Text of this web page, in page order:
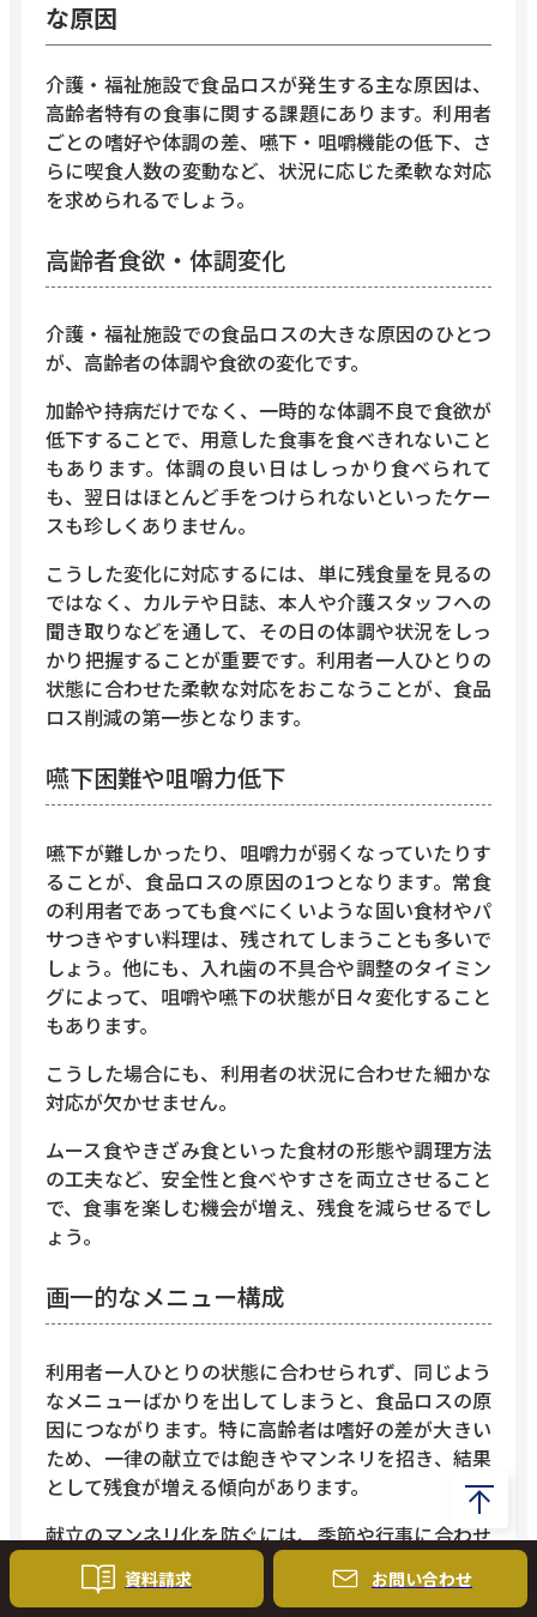
な原因
介護・福祉施設で食品ロスが発生する主な原因は、
高齢者特有の食事に関する課題にあります。利用者
ごとの嗜好や体調の差、嚥下・咀嚼機能の低下、さ
らに喫食人数の変動など、状況に応じた柔軟な対応
を求められるでしょう。
高齢者食欲・体調変化
介護・福祉施設での食品ロスの大きな原因のひとつ
が、高齢者の体調や食欲の変化です。
加齢や持病だけでなく、一時的な体調不良で食欲が
低下することで、用意した食事を食べきれないこと
もあります。体調の良い日はしっかり食べられて
も、翌日はほとんど手をつけられないといったケー
スも珍しくありません。
こうした変化に対応するには、単に残食量を見るの
ではなく、カルテや日誌、本人や介護スタッフへの
聞き取りなどを通して、その日の体調や状況をしっ
かり把握することが重要です。利用者一人ひとりの
状態に合わせた柔軟な対応をおこなうことが、食品
ロス削減の第一歩となります。
嚥下困難や咀嚼力低下
嚥下が難しかったり、咀嚼力が弱くなっていたりす
ることが、食品ロスの原因の1つとなります。常食
の利用者であっても食べにくいような固い食材やパ
サつきやすい料理は、残されてしまうことも多いで
しょう。他にも、入れ歯の不具合や調整のタイミン
グによって、咀嚼や嚥下の状態が日々変化すること
もあります。
こうした場合にも、利用者の状況に合わせた細かな
対応が欠かせません。
ムース食やきざみ食といった食材の形態や調理方法
の工夫など、安全性と食べやすさを両立させること
で、食事を楽しむ機会が増え、残食を減らせるでし
ょう。
画一的なメニュー構成
利用者一人ひとりの状態に合わせられず、同じよう
なメニューばかりを出してしまうと、食品ロスの原
因につながります。特に高齢者は嗜好の差が大きい
ため、一律の献立では飽きやマンネリを招き、結果
として残食が増える傾向があります。
献立のマンネリ化を防ぐには、季節や行事に合わせ
たバラエティに富んだメニューを取り入れることが
効果的です。さらに、嗜好調査を実施して利用者の
資料請求 お問い合わせ